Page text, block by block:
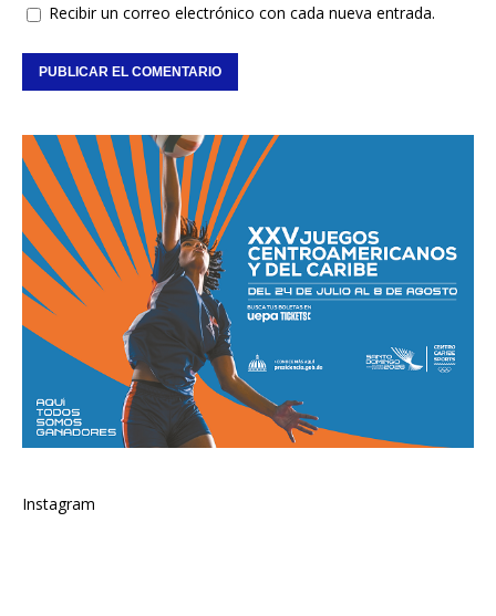
Recibir un correo electrónico con cada nueva entrada.
Instagram